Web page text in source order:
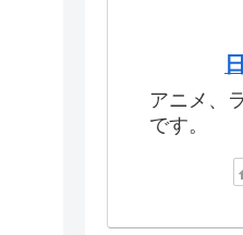
アニメ、
です。